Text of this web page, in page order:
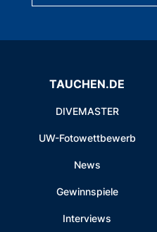
TAUCHEN.DE
DIVEMASTER
UW-Fotowettbewerb
News
Gewinnspiele
Interviews